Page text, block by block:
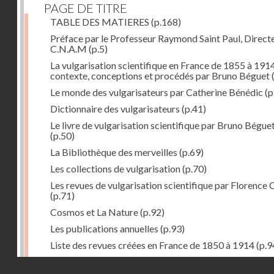
PAGE DE TITRE
TABLE DES MATIERES (p.168)
Préface par le Professeur Raymond Saint Paul,
C.N.A.M (p.5)
La vulgarisation scientifique en France de 1855 à
contexte, conceptions et procédés par Bruno Béguet
Le monde des vulgarisateurs par Catherine Bénédic
Dictionnaire des vulgarisateurs (p.41)
Le livre de vulgarisation scientifique par Bruno
(p.50)
La Bibliothèque des merveilles (p.69)
Les collections de vulgarisation(p.70)
Les revues de vulgarisation scientifique par Florence
(p.71)
Cosmos et La Nature(p.92)
Les publications annuelles (p.93)
Liste des revues créées en France de 1850 à 1914